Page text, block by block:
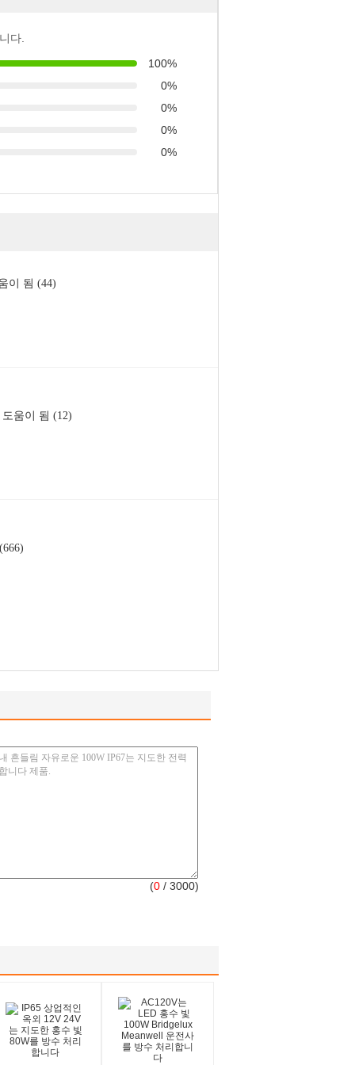
다.
100%
0%
0%
0%
0%
이 됨 (44)
도움이 됨 (12)
(0 / 3000)